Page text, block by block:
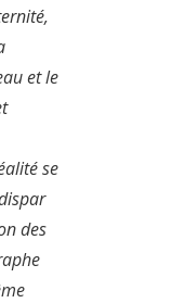
et le
se
des